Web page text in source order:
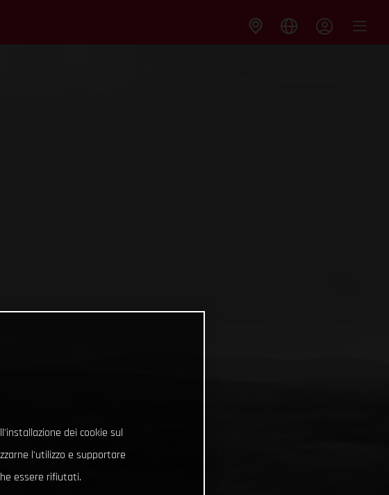
dei cookie sul
l'utilizzo e supportare
essere rifiutati.